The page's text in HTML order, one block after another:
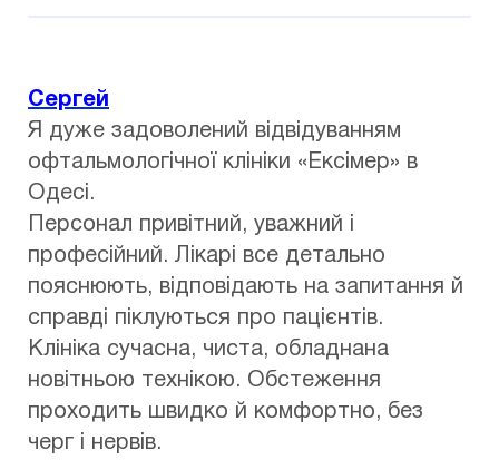
Сергей
Я дуже задоволений відвідуванням
офтальмологічної клініки «Ексімер» в
Одесі.
Персонал привітний, уважний і
професійний. Лікарі все детально
пояснюють, відповідають на запитання й
справді піклуються про пацієнтів.
Клініка сучасна, чиста, обладнана
новітньою технікою. Обстеження
проходить швидко й комфортно, без
черг і нервів.